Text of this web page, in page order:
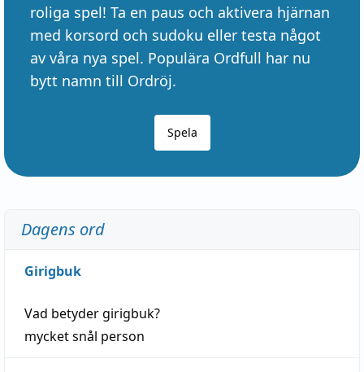
roliga spel! Ta en paus och aktivera hjärnan
med korsord och sudoku eller testa något
av våra nya spel. Populära Ordfull har nu
bytt namn till Ordröj.
Spela
Dagens ord
Girigbuk
Vad betydergirigbuk?
mycketsnål person